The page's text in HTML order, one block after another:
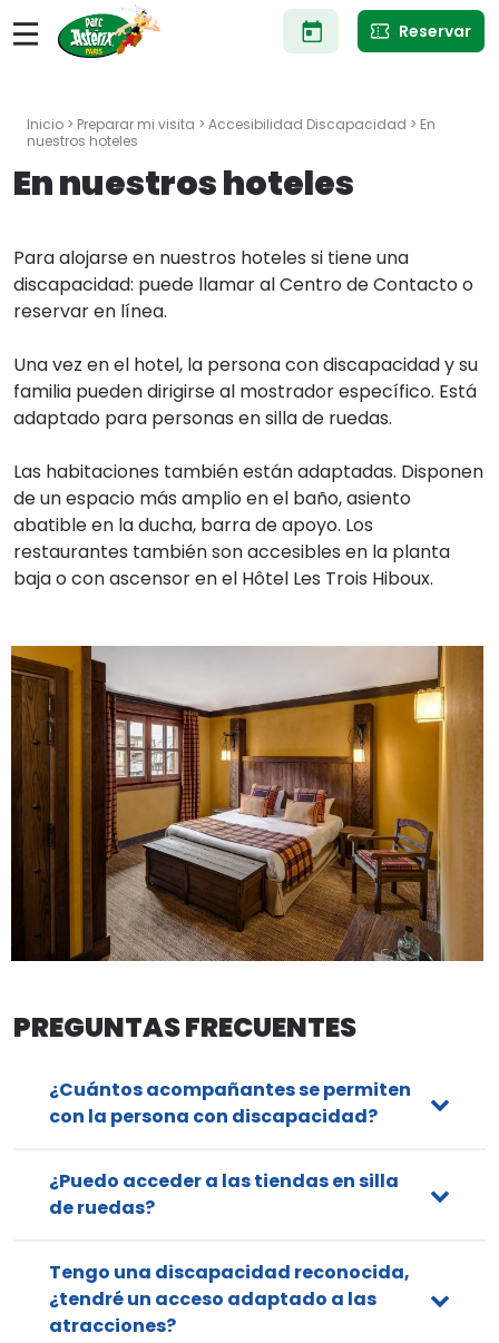
al
contenido
Reservar
Inicio > Preparar mi visita > Accesibilidad Discapacidad > En
nuestros hoteles
En nuestros hoteles
Para alojarse en nuestros hoteles si tiene una
discapacidad: puede llamar al Centro de Contacto o
reservar en línea.
Una vez en el hotel, la persona con discapacidad y su
familia pueden dirigirse al mostrador específico. Está
adaptado para personas en silla de ruedas.
Las habitaciones también están adaptadas. Disponen
de un espacio más amplio en el baño, asiento
abatible en la ducha, barra de apoyo. Los
restaurantes también son accesibles en la planta
baja o con ascensor en el Hôtel Les Trois Hiboux.
PREGUNTAS FRECUENTES
¿Cuántos acompañantes se permiten
con la persona con discapacidad?
¿Puedo acceder a las tiendas en silla
de ruedas?
Tengo una discapacidad reconocida,
¿tendré un acceso adaptado a las
atracciones?